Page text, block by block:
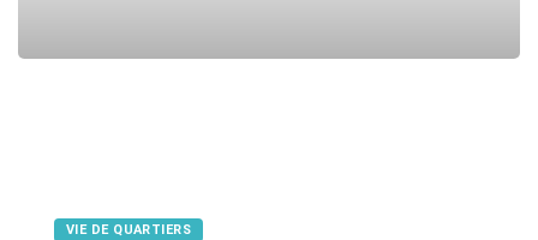
VIE DE QUARTIERS